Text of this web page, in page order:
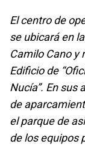
El centro de
se ubicará en
Camilo Cano y
Edificio de
Nucía”. En sus
de
el parque de
de los equipos